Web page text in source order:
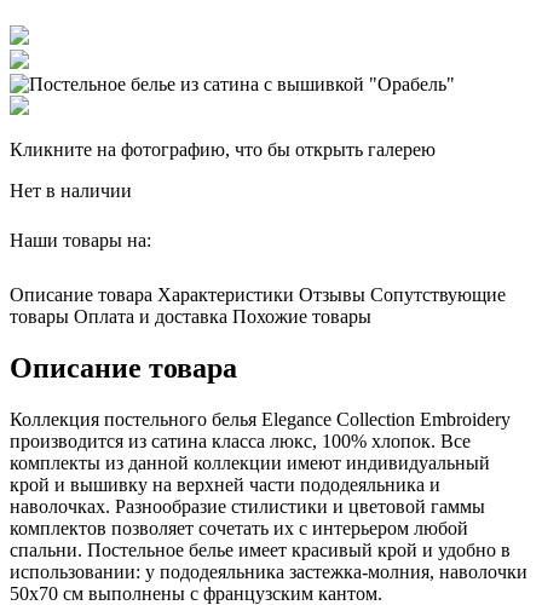
Кликните на фотографию, что бы открыть галерею
Нет в наличии
Наши товары на:
Описание товара Характеристики Отзывы Сопутствующие
товары Оплата и доставка Похожие товары
Описание товара
Коллекция постельного белья Elegance Collection Embroidery
производится из сатина класса люкс, 100% хлопок. Все
комплекты из данной коллекции имеют индивидуальный
крой и вышивку на верхней части пододеяльника и
наволочках. Разнообразие стилистики и цветовой гаммы
комплектов позволяет сочетать их с интерьером любой
спальни. Постельное белье имеет красивый крой и удобно в
использовании: у пододеяльника застежка-молния, наволочки
50х70 см выполнены с французским кантом.